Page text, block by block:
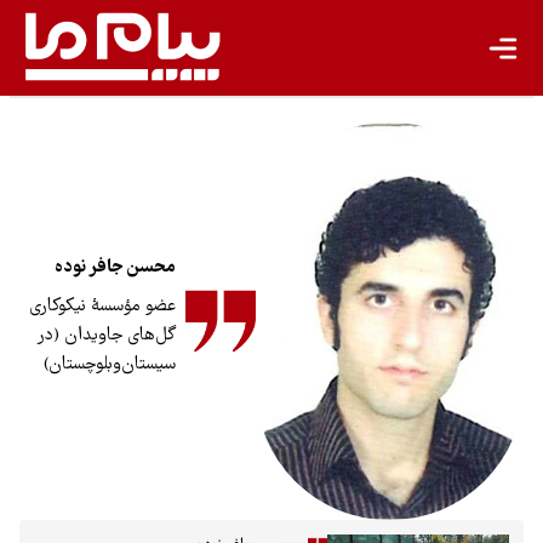
اقتصاد سبز
معیشت پایدار
مسئولیت اجتماعی شرکت‌ها
بیشتر
سبک زندگی
جهان پژوهش
یادداشت
تجدیدپذیر
محسن جافر نوده
عضو مؤسسهٔ نیکوکاری
گل‌های جاویدان (در
سیستان‌و‌بلوچستان)